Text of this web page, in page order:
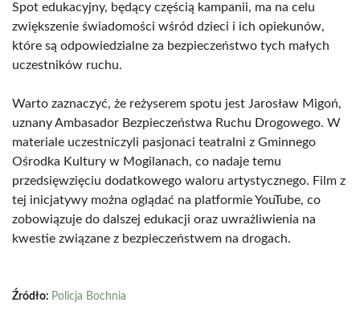
Spot edukacyjny, będący częścią kampanii, ma na celu
zwiększenie świadomości wśród dzieci i ich opiekunów,
które są odpowiedzialne za bezpieczeństwo tych małych
uczestników ruchu.
Warto zaznaczyć, że reżyserem spotu jest Jarosław Migoń,
uznany Ambasador Bezpieczeństwa Ruchu Drogowego. W
materiale uczestniczyli pasjonaci teatralni z Gminnego
Ośrodka Kultury w Mogilanach, co nadaje temu
przedsięwzięciu dodatkowego waloru artystycznego. Film z
tej inicjatywy można oglądać na platformie YouTube, co
zobowiązuje do dalszej edukacji oraz uwrażliwienia na
kwestie związane z bezpieczeństwem na drogach.
Źródło: Policja Bochnia